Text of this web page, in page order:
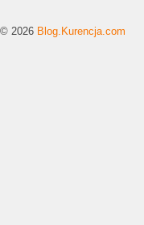
© 2026 Blog.Kurencja.com